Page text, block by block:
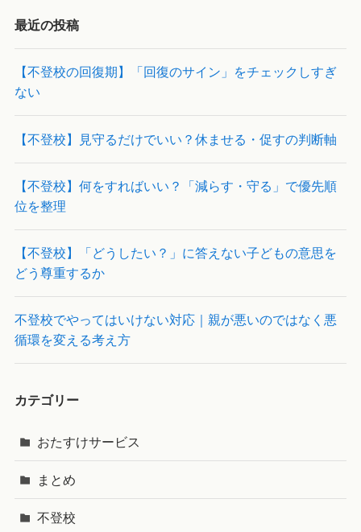
最近の投稿
【不登校の回復期】「回復のサイン」をチェックしすぎ
ない
【不登校】見守るだけでいい？休ませる・促すの判断軸
【不登校】何をすればいい？「減らす・守る」で優先順
位を整理
【不登校】「どうしたい？」に答えない子どもの意思を
どう尊重するか
不登校でやってはいけない対応｜親が悪いのではなく悪
循環を変える考え方
カテゴリー
おたすけサービス
まとめ
不登校